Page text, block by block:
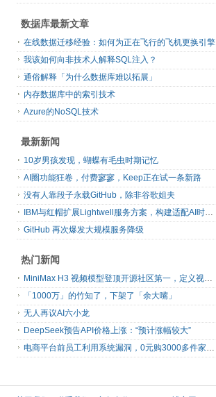
数据库最新文章
在线数据迁移经验：如何为正在飞行的飞机更换引擎
我该如何向非技术人解释SQL注入？
通俗解释「为什么数据库难以拓展」
内存数据库中的索引技术
Azure的NoSQL技术
最新新闻
10岁男孩发现，蝴蝶有毛虫时期记忆
AI圈功能狂卷，付费寥寥，Keep正在试一条新路
没有人靠段子永载GitHub，除非谷歌姐夫
IBM与红帽扩展Lightwell服务方案，构建适配AI时代开源生态的可信基础设施
GitHub 再次爆发大规模服务降级
热门新闻
MiniMax H3 视频模型登顶开源社区第一，定义视频模型领域“斩杀线”
「1000万」的竹知了，下架了「余大嘴」
无人再议AI六小龙
DeepSeek预告API价格上涨：“预计涨幅较大”
电商平台前员工利用系统漏洞，0元购3000多件家电！